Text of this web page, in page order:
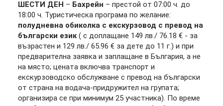
ШЕСТИ ДЕН – Бахрейн – престой от 07:00 ч. до
18:00 ч. Туристическа програма по желание:
полудневна обиколка с екскурзовод с превод на
български език( с доплащане 149 лв./ 76.18 € - за
възрастен и 129 лв./ 65.96 € за дете до 11 г.) и при
предварителна заявка и заплащане в България, а не
на място; цената включва транспорт и
екскурзоводско обслужване с превод на български
от страна на водача-придружител на групата;
организира се при минимум 25 участника). По време